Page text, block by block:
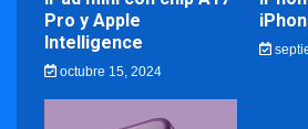
Pro y Apple
Intelligence
octubre 15, 2024